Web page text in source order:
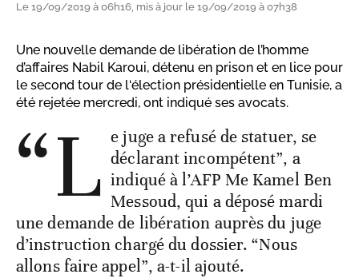
Le 19/09/2019 à 06h16, mis à jour le 19/09/2019 à 07h38
Une nouvelle demande de libération de l’homme
d’affaires Nabil Karoui, détenu en prison et en lice pour
le second tour de l‘élection présidentielle en Tunisie, a
été rejetée mercredi, ont indiqué ses avocats.
“L e juge a refusé de statuer, se
déclarant incompétent”, a
indiqué à l’AFP Me Kamel Ben
Messoud, qui a déposé mardi
une demande de libération auprès du juge
d’instruction chargé du dossier. “Nous
allons faire appel”, a-t-il ajouté.